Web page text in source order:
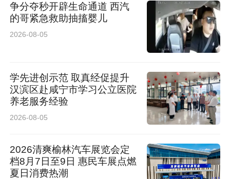
色，全力共建文明、和谐、温暖的幸福丈八。
（高新融媒记者 于秋瑾 通讯员 麻婷婷）
争分夺秒开辟生命通道 西汽
的哥紧急救助抽搐婴儿
2026-08-05
学先进创示范 取真经促提升
汉滨区赴咸宁市学习公立医院
养老服务经验
2026-08-05
2026清爽榆林汽车展览会定
档8月7日至9日 惠民车展点燃
夏日消费热潮